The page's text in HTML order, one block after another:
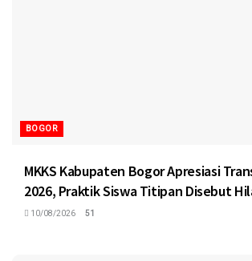
BOGOR
MKKS Kabupaten Bogor Apresiasi
2026, Praktik Siswa Titipan Disebut
10/08/2026 51